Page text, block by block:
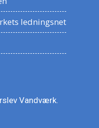
ledningsnet
Vandværk.